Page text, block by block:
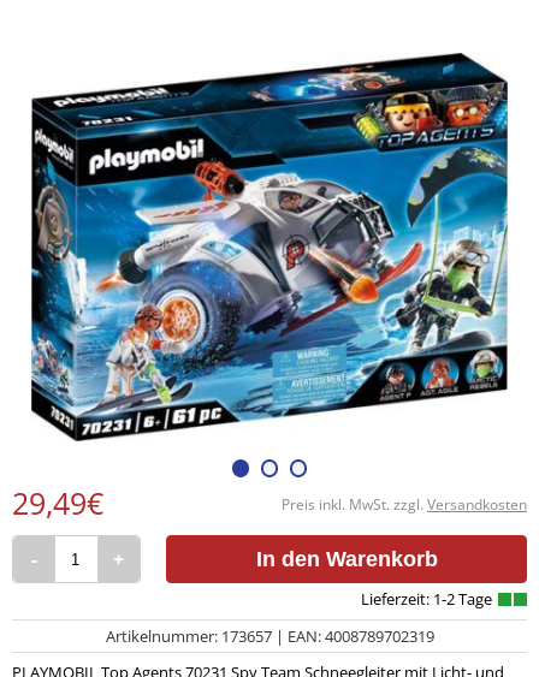
Preis inkl. MwSt. zzgl. Versandkosten
29,49€
- + In den Warenkorb
Artikelnummer: 173657 | EAN: 4008789702319
PLAYMOBIL Top Agents 70231 Spy Team Schneegleiter mit Licht- und